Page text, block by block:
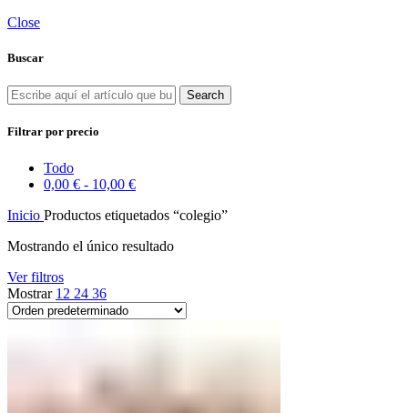
Close
Buscar
Search
Filtrar por precio
Todo
0,00 € - 10,00 €
Inicio Productos etiquetados “colegio”
Mostrando el único resultado
Ver filtros
Mostrar 12 24 36